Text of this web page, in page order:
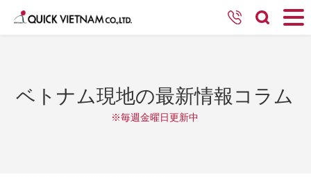
ベトナム現地の最新情報コラム
※毎週金曜日更新中